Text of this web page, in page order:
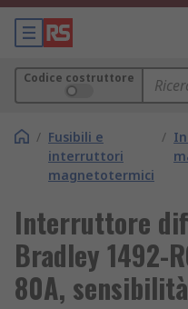
Codice costruttore
/ Fusibili e
interruttori
magnetotermici
/
Interruttore
Bradley 1492-
80A,